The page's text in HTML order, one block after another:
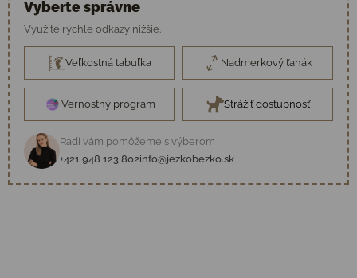
Vyberte správne
Využite rýchle odkazy nižšie.
Veľkostná tabuľka Nadmerkový ťahák
Vernostný program Strážiť dostupnosť
Radi vám pomôžeme s výberom
+421 948 123 802info@jezkobezko.sk